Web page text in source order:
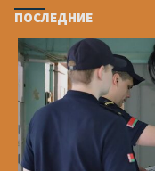
ПОСЛЕДНИЕ